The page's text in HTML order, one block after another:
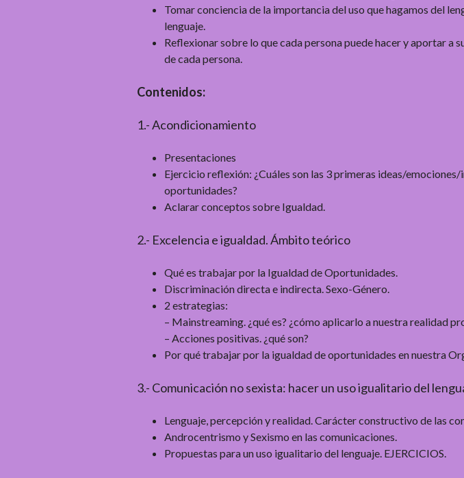
Tomar conciencia de la importancia del uso que hagamos del
lenguaje.
Reflexionar sobre lo que cada persona puede hacer y aportar
de cada persona.
Contenidos:
1.- Acondicionamiento
Presentaciones
Ejercicio reflexión: ¿Cuáles son las 3 primeras ideas/
oportunidades?
Aclarar conceptos sobre Igualdad.
2.- Excelencia e igualdad. Ámbito teórico
Qué es trabajar por la Igualdad de Oportunidades.
Discriminación directa e indirecta. Sexo-Género.
2 estrategias:
– Mainstreaming. ¿qué es? ¿cómo aplicarlo a nuestra realidad
– Acciones positivas. ¿qué son?
Por qué trabajar por la igualdad de oportunidades en nuestra
3.- Comunicación no sexista: hacer un uso igualitario del
Lenguaje, percepción y realidad. Carácter constructivo de las
Androcentrismo y Sexismo en las comunicaciones.
Propuestas para un uso igualitario del lenguaje. EJERCICIOS.